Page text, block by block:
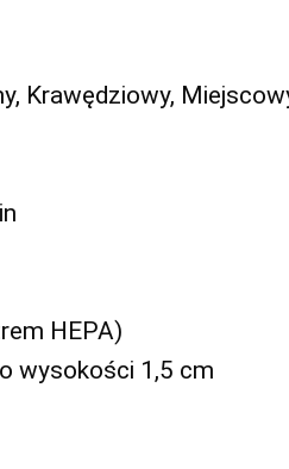
Krawędziowy,
HEPA)
wysokości 1,5 cm